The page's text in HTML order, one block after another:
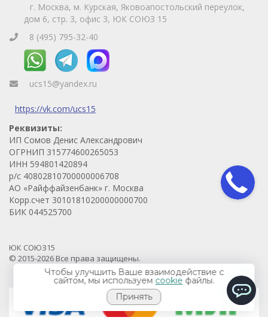
г. Москва, м. Курская, Яковоапостольский переулок,
дом 6, стр. 3, офис 3, ЮК СОЮЗ 15
8 (495) 795-32-40
ucs15@yandex.ru
https://vk.com/ucs15
Реквизиты:
ИП Сомов Денис Александрович
ОГРНИП 315774600265053
ИНН 594801420894
р/с 40802810700000006708
АО «Райффайзенбанк» г. Москва
Корр.счет 30101810200000000700
БИК 044525700
ЮК СОЮЗ15
© 2015-2026 Все права защищены.
Продвижение проекта - Prodvigaem.pro
Чтобы улучшить Ваше взаимодействие с
сайтом, мы используем cookie файлы.
Принять
ChatApp